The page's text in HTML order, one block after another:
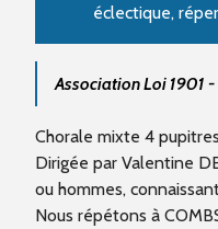
éclectique,
Association Loi 1901
Chorale mixte 4
Dirigée par Valentine
ou hommes,
Nous répétons à